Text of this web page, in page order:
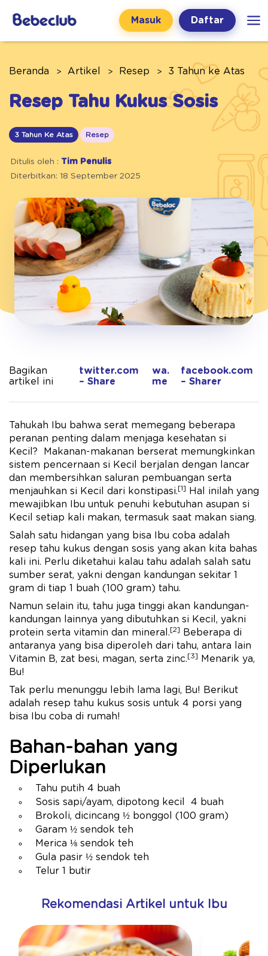
Masuk Daftar
Beranda Artikel Resep 3 Tahun ke Atas
Resep Tahu Kukus Sosis
3 Tahun Ke Atas Resep
Ditulis oleh : Tim Penulis
Diterbitkan: 18 September 2025
Bagikan
artikel ini
twitter.com
– Share
wa.
me
facebook.com
– Sharer
Tahukah Ibu bahwa serat memegang beberapa
peranan penting dalam menjaga kesehatan si
Kecil? Makanan-makanan berserat memungkinkan
sistem pencernaan si Kecil berjalan dengan lancar
dan membersihkan saluran pembuangan serta
menjauhkan si Kecil dari konstipasi. [1]
Hal inilah yang
mewajibkan Ibu untuk penuhi kebutuhan asupan si
Kecil setiap kali makan, termasuk saat makan siang.
Salah satu hidangan yang bisa Ibu coba adalah
resep tahu kukus dengan sosis yang akan kita bahas
kali ini. Perlu diketahui kalau tahu adalah salah satu
sumber serat, yakni dengan kandungan sekitar 1
gram di tiap 1 buah (100 gram) tahu.
Namun selain itu, tahu juga tinggi akan kandungan-
kandungan lainnya yang dibutuhkan si Kecil, yakni
protein serta vitamin dan mineral. [2]
Beberapa di
antaranya yang bisa diperoleh dari tahu, antara lain
Vitamin B, zat besi, magan, serta zinc. [3]
Menarik ya,
Bu!
Tak perlu menunggu lebih lama lagi, Bu! Berikut
adalah resep tahu kukus sosis untuk 4 porsi yang
bisa Ibu coba di rumah!
Bahan-bahan yang
Diperlukan
Tahu putih 4 buah
Sosis sapi/ayam, dipotong kecil 4 buah
Brokoli, dicincang ½ bonggol (100 gram)
Garam ½ sendok teh
Merica ⅛ sendok teh
Gula pasir ½ sendok teh
Telur 1 butir
Rekomendasi Artikel untuk Ibu